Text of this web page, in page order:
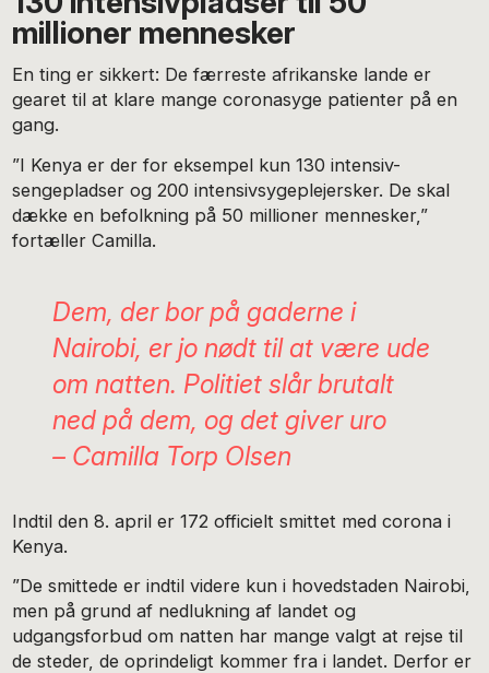
millioner mennesker
En ting er sikkert: De færreste afrikanske lande er
gearet til at klare mange coronasyge patienter på en
gang.
”I Kenya er der for eksempel kun 130 intensiv-
sengepladser og 200 intensivsygeplejersker. De skal
dække en befolkning på 50 millioner mennesker,”
fortæller Camilla.
Dem, der bor på gaderne i
Nairobi, er jo nødt til at være ude
om natten. Politiet slår brutalt
ned på dem, og det giver uro
– Camilla Torp Olsen
Indtil den 8. april er 172 officielt smittet med corona i
Kenya.
”De smittede er indtil videre kun i hovedstaden Nairobi,
men på grund af nedlukning af landet og
udgangsforbud om natten har mange valgt at rejse til
de steder, de oprindeligt kommer fra i landet. Derfor er